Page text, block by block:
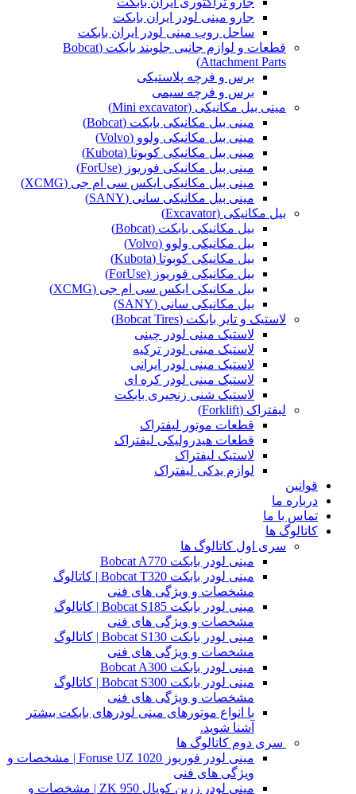
جارو مینی لودر ایران بابکت
ساحل روب مینی لودر ایران بابکت
قطعات و لوازم جانبی جلوبند بابکت (Bobcat
Attachment Parts)
برس و فرچه پلاستیکی
برس و فرچه سیمی
مینی بیل مکانیکی (Mini excavator)
مینی بیل مکانیکی بابکت (Bobcat)
مینی بیل مکانیکی ولوو (Volvo)
مینی بیل مکانیکی کوبوتا (Kubota)
مینی بیل مکانیکی فوریوز (ForUse)
مینی بیل مکانیکی ایکس سی ام جی (XCMG)
مینی بیل مکانیکی سانی (SANY)
بیل مکانیکی (Excavator)
بیل مکانیکی بابکت (Bobcat)
بیل مکانیکی ولوو (Volvo)
بیل مکانیکی کوبوتا (Kubota)
بیل مکانیکی فوریوز (ForUse)
بیل مکانیکی ایکس سی ام جی (XCMG)
بیل مکانیکی سانی (SANY)
لاستیک و تایر بابکت (Bobcat Tires)
لاستیک مینی لودر چینی
لاستیک مینی لودر ترکیه
لاستیک مینی لودر ایرانی
لاستیک مینی لودر کره ای
لاستیک شنی زنجیری بابکت
لیفتراک (Forklift)
قطعات موتور لیفتراک
قطعات هیدرولیکی لیفتراک
لاستیک لیفتراک
لوازم یدکی لیفتراک
قوانین
درباره ما
تماس با ما
کاتالوگ ها
سری اول کاتالوگ ها
مینی لودر بابکت Bobcat A770
مینی لودر بابکت Bobcat T320 | کاتالوگ
مشخصات و ویژگی های فنی
مینی لودر بابکت Bobcat S185 | کاتالوگ
مشخصات و ویژگی های فنی
مینی لودر بابکت Bobcat S130 | کاتالوگ
مشخصات و ویژگی های فنی
مینی لودر بابکت Bobcat A300
مینی لودر بابکت Bobcat S300 | کاتالوگ
مشخصات و ویژگی های فنی
با انواع موتورهای مینی لودرهای بابکت بیشتر
آشنا شوید.
سری دوم کاتالوگ ها
مینی لودر فوریوز Foruse UZ 1020 | مشخصات و
ویژگی های فنی
مینی لودر زرین کوپال ZK 950 | مشخصات و